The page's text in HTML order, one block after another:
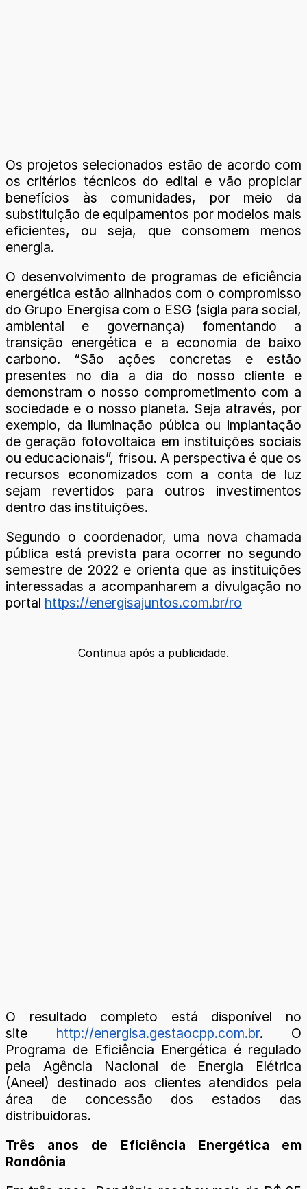
Os projetos selecionados estão de acordo com
os critérios técnicos do edital e vão propiciar
benefícios às comunidades, por meio da
substituição de equipamentos por modelos mais
eficientes, ou seja, que consomem menos
energia.
O desenvolvimento de programas de eficiência
energética estão alinhados com o compromisso
do Grupo Energisa com o ESG (sigla para social,
ambiental e governança) fomentando a
transição energética e a economia de baixo
carbono. “São ações concretas e estão
presentes no dia a dia do nosso cliente e
demonstram o nosso comprometimento com a
sociedade e o nosso planeta. Seja através, por
exemplo, da iluminação púbica ou implantação
de geração fotovoltaica em instituições sociais
ou educacionais”, frisou. A perspectiva é que os
recursos economizados com a conta de luz
sejam revertidos para outros investimentos
dentro das instituições.
Segundo o coordenador, uma nova chamada
pública está prevista para ocorrer no segundo
semestre de 2022 e orienta que as instituições
interessadas a acompanharem a divulgação no
portal https://energisajuntos.com.br/ro
Continua após a publicidade.
O resultado completo está disponível no
site http://energisa.gestaocpp.com.br. O
Programa de Eficiência Energética é regulado
pela Agência Nacional de Energia Elétrica
(Aneel) destinado aos clientes atendidos pela
área de concessão dos estados das
distribuidoras.
Três anos de Eficiência Energética em
Rondônia